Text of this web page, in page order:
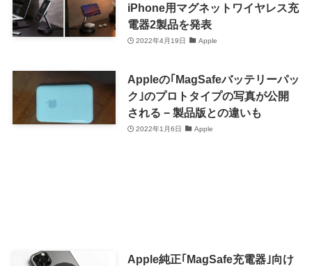
iPhone用マグネットワイヤレス充
電器2製品を発表
2022年4月19日 Apple
Appleの｢MagSafeバッテリーパッ
ク｣のプロトタイプの写真が公開
される − 製品版との違いも
2022年1月6日 Apple
Apple純正｢MagSafe充電器｣向け